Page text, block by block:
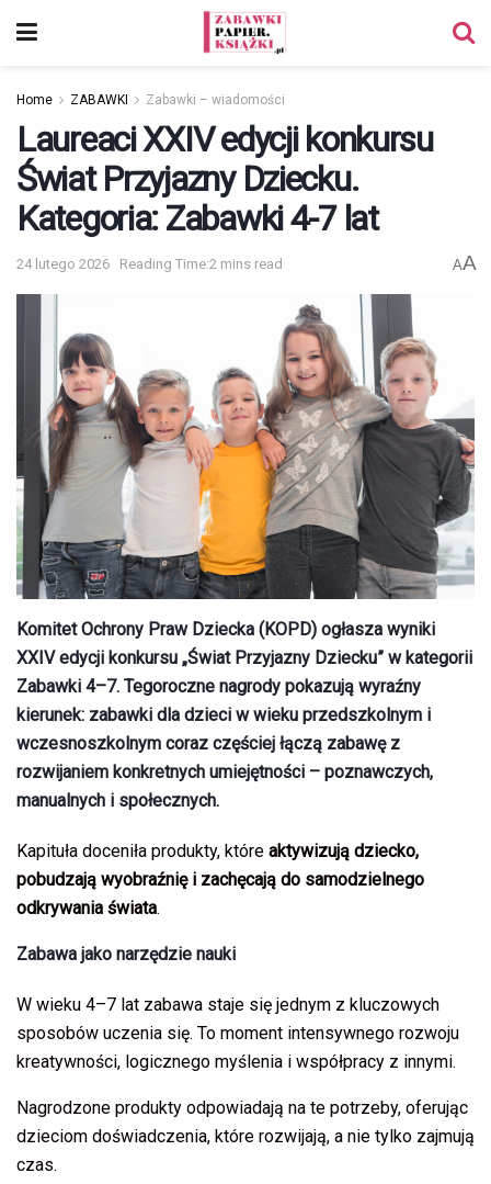
Home ZABAWKI Zabawki – wiadomości
Laureaci XXIV edycji konkursu
Świat Przyjazny Dziecku.
Kategoria: Zabawki 4-7 lat
24 lutego 2026 Reading Time:2 mins read AA
Komitet Ochrony Praw Dziecka (KOPD) ogłasza wyniki
XXIV edycji konkursu „Świat Przyjazny Dziecku” w kategorii
Zabawki 4–7. Tegoroczne nagrody pokazują wyraźny
kierunek: zabawki dla dzieci w wieku przedszkolnym i
wczesnoszkolnym coraz częściej łączą zabawę z
rozwijaniem konkretnych umiejętności – poznawczych,
manualnych i społecznych.
Kapituła doceniła produkty, które aktywizują dziecko,
pobudzają wyobraźnię i zachęcają do samodzielnego
odkrywania świata.
Zabawa jako narzędzie nauki
W wieku 4–7 lat zabawa staje się jednym z kluczowych
sposobów uczenia się. To moment intensywnego rozwoju
kreatywności, logicznego myślenia i współpracy z innymi.
Nagrodzone produkty odpowiadają na te potrzeby, oferując
dzieciom doświadczenia, które rozwijają, a nie tylko zajmują
czas.